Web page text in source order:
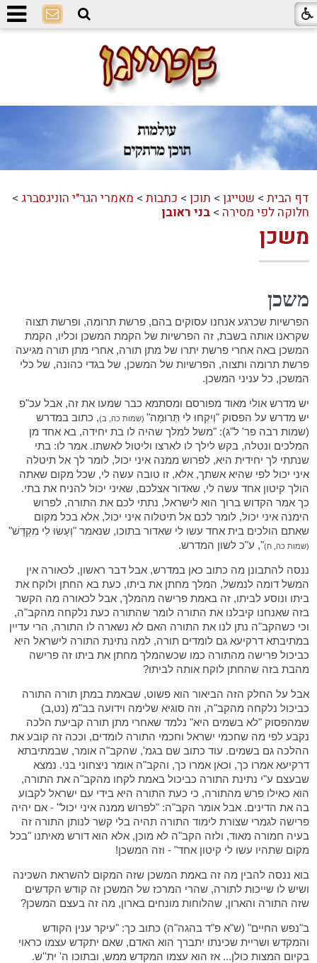
דף הבית > שטייגן > תוכן > כתבות > מאמרי הגר"י הוניגסברג >
חלוקה לפי מסירה >בני ראובן
משכן
משכן
הפרשיות שכרגע אנחנו עסוקים בהם, פרשת תרומה, ופרשת תצוה
שקראנו אותה בשבת, זה הפרשיות של הקמת המשכן וכליו, הקמת
המשכן באה אחרי פרשת יתרו של מתן תורה, אחרי מתן תורה מגיעה
פרשת תרומה ותצוה, הפרשיות של המשכן, של בגדי כהונה, של כלי
המשכן, כל עניני המשכן.
יש מדרש אולי מאוד מפורסם ומסתמא כבר שמעו את זה, אבל עכ"פ
יש מדרש על הפסוק "וְיִקְחוּ לִי תְּרוּמָה" (שמות כה, ב), כתוב במדרש
(שמות רבה פר' ל"ג): "משל למלך שהיה לו בת יחידה, בא אחד מן
המלכים ונטלה, בקש לילך לו לארצו וליטול לאשתו. אמר לו: בתי
שנתתי לך יחידית היא, לפרוש ממנה איני יכול, לומר לך אל תיטלה
איני יכול לפי שהיא אשתך, אלא, זו טובה עשה לי, שכל מקום שאתה
הולך קיטון אחד עשה לי, שאדור אצלכם, שאיני יכול להניח את בתי.
כך אמר הקדוש ברוך הוא לישראל, נתתי לכם את התורה, לפרוש
הימנה איני יכול, לומר לכם אל תיטלוה איני יכול, אלא בכל מקום
שאתם הולכים בית אחד עשו לי שאדור בתוכו, שנאמר "וְעָשׂוּ לִי מִקְדָּשׁ"
(שמות כה, ח)", ע"כ לשון המדרש.
ננסה להתבונן מה כתוב כאן במדרש, אבל דבר ראשון, לכאורה אין
המשל דומה לנמשל, המלך מחתן את ביתו, כעת בא החתן ולוקח את
ביתו ונוסע לביתו, זה באמת פרישה מהמלך, אבל לכאורה מה הקשר
בזה שאנחנו קיבלנו את התורה לומר שהתורה כעת נלקחה מהקב"ה,
וכי כשהקב"ה נתן לנו את התורה האם לא נשארה לו התורה, הרי עדיין
במתיבתא דרקיעא גם לומדים תורה, למה נתינת התורה לישראל היא
כביכול פרישה מהתורה כמו שכשהמלך מחתן את ביתו זה פרישה
מהבת בזה שהחתן לוקח אותה לביתו?
אבל על החלק הזה הביאור הוא פשוט, שבאמת במתן תורה התורה
כביכול נלקחה מהקב"ה, וזה סוגיא שלימה וידועה בב"מ (נט,ב)
שמהפסוק "לא בשמים היא" נלמד שאחרי מתן תורה קביעת הלכה
נקבע לפי מה שחכמי ישראל וחכמי התורה לומדים, וככה זה קובע את
ההלכה גם בשמים. עוד כתוב שם בגמ', שהקב"ה אומר, שבמתיבתא
דרקיעא אמרו כך, וכאן אמרו כך, והקב"ה אומר ניצחוני בני. נמצא
שבעצם ע"י נתינת התורה כביכול באמת לקחו מהקב"ה את התורה,
הוא כאילו פרש מהתורה, כי כעת התורה היא בידי עם ישראל לקבוע
בה את הדינים. אבל אומר הקב"ה: "לפרוש ממנה איני יכול" - אם יהיה
פרישה לגמרי שצורת לימוד התורה תהיה בלי קשר לנותן התורה זה
בעיה חמורה מאוד, ולזה הקב"ה לא מוכן, אלא הוא דורש מאיתנו "בכל
מקום שתהיו עשו לי קיטון אחד" - וזה המשכן!
בוא ננסה להבין מה זה באמת המשכן שזה המקום להשראת השכינה
ושיש לו שייכות לתורה, שהרי המרכז של המשכן זה קודש הקדשים
שזה התורה והארון, שהלוחות מונחים בארון, מה זה בעצם המשכן?
ב"נפש החיים" (ש"א פ"ד בהגה"ה) כתוב כך: "עיקר ענין הקודש
והמקדש ושריית שכינתו יתברך הוא האדם, שאם יתקדש עצמו כראוי
בקיום המצות כולן... אז הוא עצמו המקדש ממש, ובתוכו ה' ית''ש.